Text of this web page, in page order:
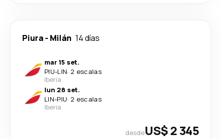
Piura- Milán 14 días
mar 15 set.
PIU-LIN· 2 escalas
Iberia
lun 28 set.
LIN-PIU· 2 escalas
Iberia
desdeUS$ 2 345